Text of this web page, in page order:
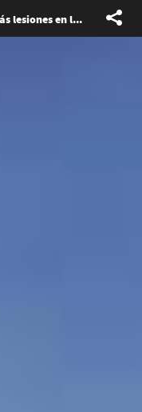
Futbolistas exitosos con más lesiones en los últimos años